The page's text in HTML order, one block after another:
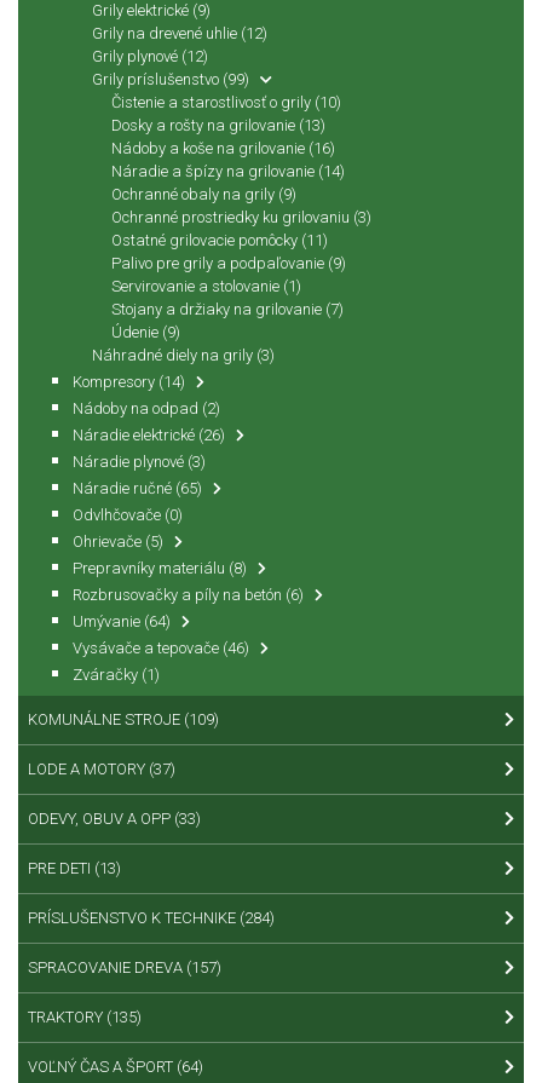
Grily elektrické (9)
Grily na drevené uhlie (12)
Grily plynové (12)
Grily príslušenstvo (99)
Čistenie a starostlivosť o grily (10)
Dosky a rošty na grilovanie (13)
Nádoby a koše na grilovanie (16)
Náradie a špízy na grilovanie (14)
Ochranné obaly na grily (9)
Ochranné prostriedky ku grilovaniu (3)
Ostatné grilovacie pomôcky (11)
Palivo pre grily a podpaľovanie (9)
Servirovanie a stolovanie (1)
Stojany a držiaky na grilovanie (7)
Údenie (9)
Náhradné diely na grily (3)
Kompresory (14)
Nádoby na odpad (2)
Náradie elektrické (26)
Náradie plynové (3)
Náradie ručné (65)
Odvlhčovače (0)
Ohrievače (5)
Prepravníky materiálu (8)
Rozbrusovačky a píly na betón (6)
Umývanie (64)
Vysávače a tepovače (46)
Zváračky (1)
KOMUNÁLNE STROJE (109)
LODE A MOTORY (37)
ODEVY, OBUV A OPP (33)
PRE DETI (13)
PRÍSLUŠENSTVO K TECHNIKE (284)
SPRACOVANIE DREVA (157)
TRAKTORY (135)
VOĽNÝ ČAS A ŠPORT (64)